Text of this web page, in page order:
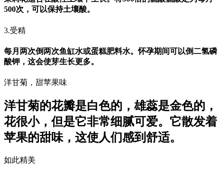
500次，可以保持土壤酸。
3.受精
每月两次倒两次鱼缸水或蛋糕肥料水。怀孕期间可以倒二氢磷
酸钾，这会使芽生长更多。
洋甘菊，甜苹果味
洋甘菊的花瓣是白色的，雄蕊是金色的，
花很小，但是它非常细腻可爱。它散发着
苹果的甜味，这使人们感到舒适。
如此精美